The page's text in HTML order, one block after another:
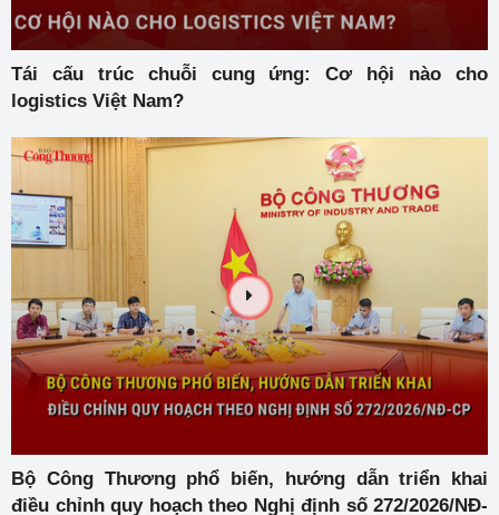
Tái cấu trúc chuỗi cung ứng: Cơ hội nào cho
logistics Việt Nam?
Bộ Công Thương phổ biến, hướng dẫn triển khai
điều chỉnh quy hoạch theo Nghị định số 272/2026/NĐ-